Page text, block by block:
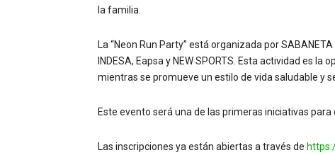
la familia.
La “Neon Run Party” está organizada por
INDESA, Eapsa y NEW SPORTS. Esta actividad es
mientras se promueve un estilo de vida saludable y
Este evento será una de las primeras iniciativas para
Las inscripciones ya están abiertas a través de